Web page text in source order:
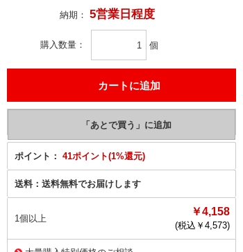
納期： 5営業日程度
購入数量 個
ポイント： 41ポイント(1%還元)
送料： 送料無料でお届けします
1個以上
￥4,158
(税込￥ 4,573)